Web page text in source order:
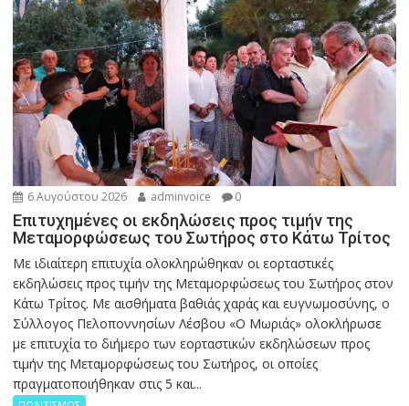
6 Αυγούστου 2026 adminvoice 0
Επιτυχημένες οι εκδηλώσεις προς τιμήν της
Μεταμορφώσεως του Σωτήρος στο Κάτω Τρίτος
Με ιδιαίτερη επιτυχία ολοκληρώθηκαν οι εορταστικές
εκδηλώσεις προς τιμήν της Μεταμορφώσεως του Σωτήρος στον
Κάτω Τρίτος. Με αισθήματα βαθιάς χαράς και ευγνωμοσύνης, ο
Σύλλογος Πελοποννησίων Λέσβου «Ο Μωριάς» ολοκλήρωσε
με επιτυχία το διήμερο των εορταστικών εκδηλώσεων προς
τιμήν της Μεταμορφώσεως του Σωτήρος, οι οποίες
πραγματοποιήθηκαν στις 5 και...